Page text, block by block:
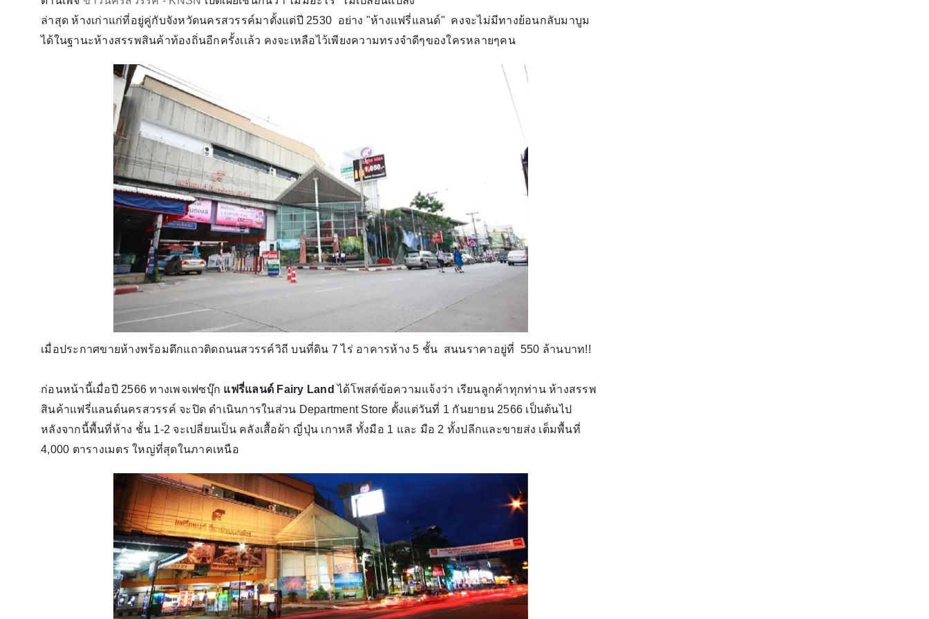
ล่าสุด ห้างเก่าแก่ที่อยู่คู่กับจังหวัดนครสวรรค์มาตั้งแต่ปี 2530 อย่าง "ห้างแฟรี่แลนด์" คงจะไม่มีทางย้อนกลับมาบูม
ได้ในฐานะห้างสรรพสินค้าท้องถิ่นอีกครั้งเเล้ว คงจะเหลือไว้เพียงความทรงจำดีๆของใครหลายๆคน
เมื่อประกาศขายห้างพร้อมตึกแถวติดถนนสวรรค์วิถี บนที่ดิน 7 ไร่ อาคารห้าง 5 ชั้น สนนราคาอยู่ที่ 550 ล้านบาท!!
ก่อนหน้านี้เมื่อปี 2566 ทางเพจเฟซบุ๊ก แฟรี่แลนด์ Fairy Land ได้โพสต์ข้อความแจ้งว่า เรียนลูกค้าทุกท่าน ห้างสรรพ
สินค้าแฟรี่แลนด์นครสวรรค์ จะปิด ดำเนินการในส่วน Department Store ตั้งแต่วันที่ 1 กันยายน 2566 เป็นต้นไป
หลังจากนี้พื้นที่ห้าง ชั้น 1-2 จะเปลี่ยนเป็น คลังเสื้อผ้า ญี่ปุ่น เกาหลี ทั้งมือ 1 และ มือ 2 ทั้งปลีกและขายส่ง เต็มพื้นที่
4,000 ตารางเมตร ใหญ่ที่สุดในภาคเหนือ